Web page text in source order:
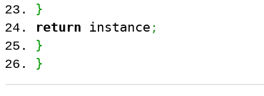
}
return instance ;
}
}